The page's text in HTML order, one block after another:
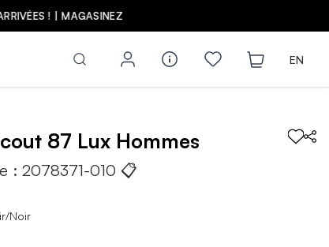
EN
87 Lux Hommes
:2078371-010 📋
Noir